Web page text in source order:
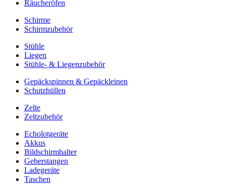
Räucheröfen
Schirme
Schirmzubehör
Stühle
Liegen
Stühle- & Liegenzubehör
Gepäckspinnen & Gepäckleinen
Schutzhüllen
Zelte
Zeltzubehör
Echolotgeräte
Akkus
Bildschirmhalter
Geberstangen
Ladegeräte
Taschen